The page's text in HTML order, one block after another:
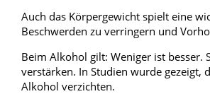
Auch das Körpergewicht spielt eine
Beschwerden zu verringern und
Beim Alkohol gilt: Weniger ist besser.
verstärken. In Studien wurde
Alkohol verzichten.